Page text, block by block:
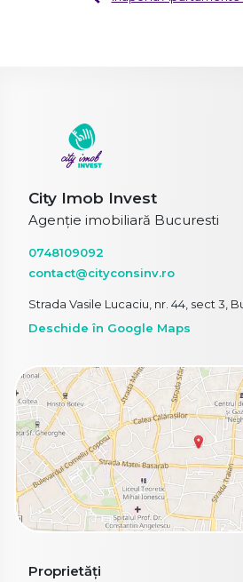
City Imob Invest
Agenție imobiliară Bucuresti
0748109092
contact@cityconsinv.ro
Strada Vasile Lucaciu, nr. 44, sect 3,
Deschide în Google Maps
Proprietăți